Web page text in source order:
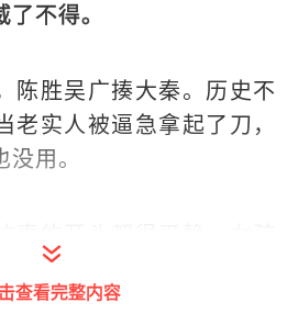
不得。
陈胜吴广揍大秦。历史不
老实人被逼急拿起了刀，
用。
和她的老实猫大橘，每
家小院吹吹风，感受宁
查看完整内容